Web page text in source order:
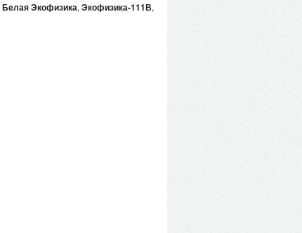
Белая Экофизика, Экофизика-111В,